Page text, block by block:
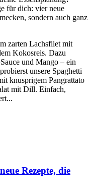
für dich: vier neue
sondern auch ganz
zarten Lachsfilet mit
Kokosreis. Dazu
und Mango – ein
unsere Spaghetti
knusprigem Pangrattato
mit Dill. Einfach,
Rezepte, die